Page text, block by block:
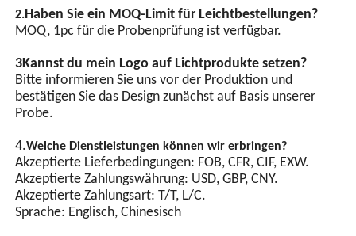
2.Haben Sie ein MOQ-Limit für Leichtbestellungen?
MOQ, 1pc für die Probenprüfung ist verfügbar.
3Kannst du mein Logo auf Lichtprodukte setzen?
Bitte informieren Sie uns vor der Produktion und
bestätigen Sie das Design zunächst auf Basis unserer
Probe.
4.Welche Dienstleistungen können wir erbringen?
Akzeptierte Lieferbedingungen: FOB, CFR, CIF, EXW.
Akzeptierte Zahlungswährung: USD, GBP, CNY.
Akzeptierte Zahlungsart: T/T, L/C.
Sprache: Englisch, Chinesisch